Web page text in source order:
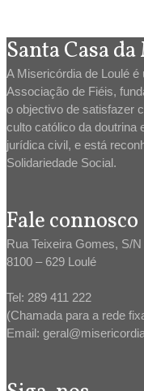
Santa Casa
A Misericórdia de Loulé
Associação de Fiéis,
o objectivo de satisfazer
culto católico da doutrina
jurídica civil, e está
Solidariedade Social.
Fale connosco
Rua Teixeira Gomes, S/N
8100 – 629 Loulé
Tel: 289 411 222
(Chamada para a rede
Email: